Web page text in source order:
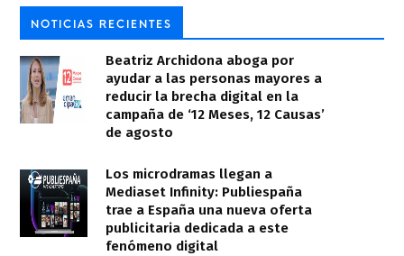
NOTICIAS RECIENTES
Beatriz Archidona aboga por
ayudar a las personas mayores a
reducir la brecha digital en la
campaña de ‘12 Meses, 12 Causas’
de agosto
Los microdramas llegan a
Mediaset Infinity: Publiespaña
trae a España una nueva oferta
publicitaria dedicada a este
fenómeno digital